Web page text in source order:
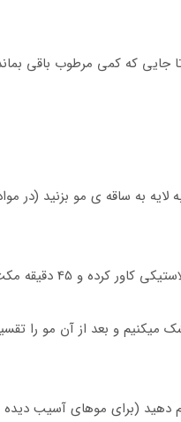
و از 1.5 سانتی ریشه مو لایه به لایه
و بعد از آن مو را